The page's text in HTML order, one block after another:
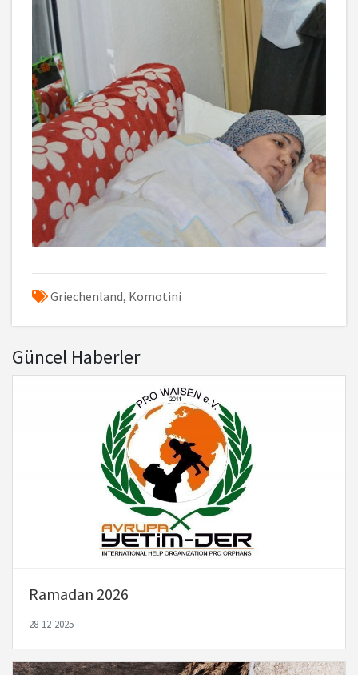
Griechenland, Komotini
Güncel Haberler
Ramadan 2026
28-12-2025